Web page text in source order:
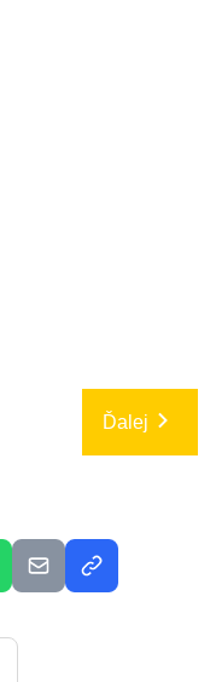
Ďalej